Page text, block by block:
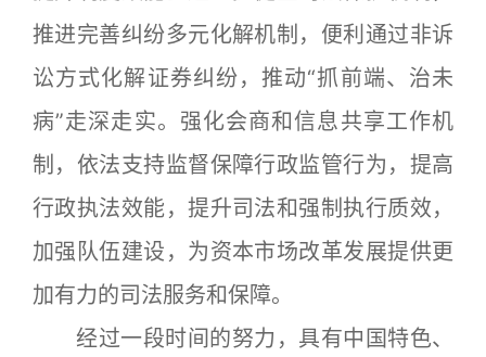
推进完善纠纷多元化解机制，便利通过非诉
讼方式化解证券纠纷，推动“抓前端、治未
病”走深走实。强化会商和信息共享工作机
制，依法支持监督保障行政监管行为，提高
行政执法效能，提升司法和强制执行质效，
加强队伍建设，为资本市场改革发展提供更
加有力的司法服务和保障。
经过一段时间的努力，具有中国特色、